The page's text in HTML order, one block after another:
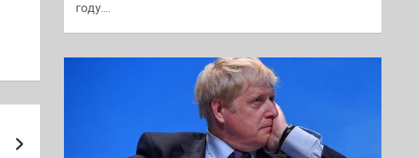
году.…